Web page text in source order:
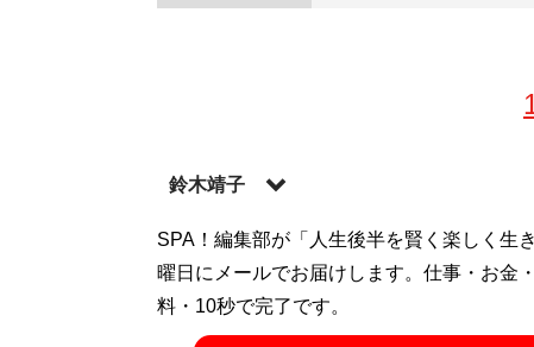
鈴木靖子
記事一覧へ
SPA！編集部が「人生後半を賢く楽しく生
曜日にメールでお届けします。仕事・お
料・10秒で完了です。